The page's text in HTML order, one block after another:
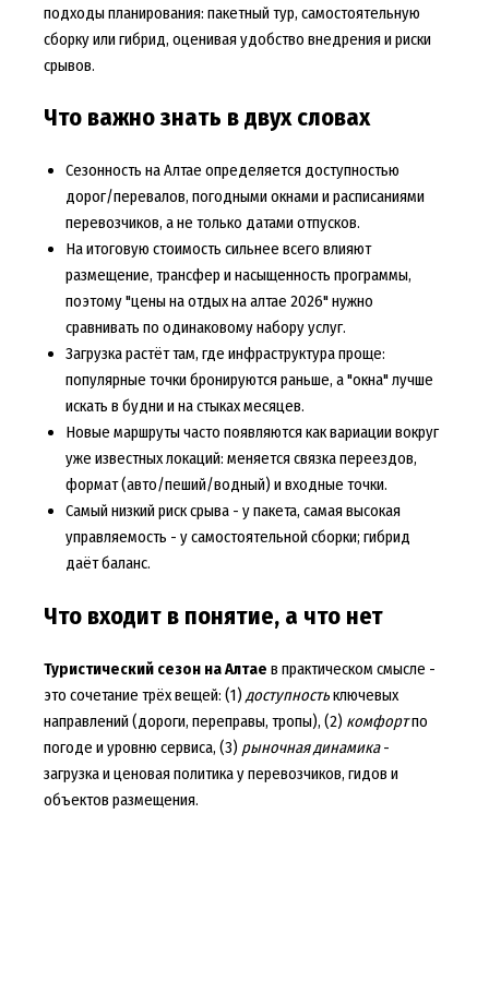
подходы планирования: пакетный тур, самостоятельную
сборку или гибрид, оценивая удобство внедрения и риски
срывов.
Что важно знать в двух словах
Сезонность на Алтае определяется доступностью
дорог/перевалов, погодными окнами и расписаниями
перевозчиков, а не только датами отпусков.
На итоговую стоимость сильнее всего влияют
размещение, трансфер и насыщенность программы,
поэтому "цены на отдых на алтае 2026" нужно
сравнивать по одинаковому набору услуг.
Загрузка растёт там, где инфраструктура проще:
популярные точки бронируются раньше, а "окна" лучше
искать в будни и на стыках месяцев.
Новые маршруты часто появляются как вариации вокруг
уже известных локаций: меняется связка переездов,
формат (авто/пеший/водный) и входные точки.
Самый низкий риск срыва - у пакета, самая высокая
управляемость - у самостоятельной сборки; гибрид
даёт баланс.
Что входит в понятие, а что нет
Туристический сезон на Алтае в практическом смысле -
это сочетание трёх вещей: (1) доступностьключевых
направлений (дороги, переправы, тропы), (2) комфортпо
погоде и уровню сервиса, (3) рыночная динамика-
загрузка и ценовая политика у перевозчиков, гидов и
объектов размещения.